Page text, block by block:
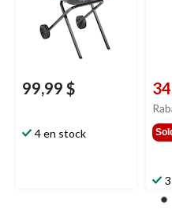
99,99 $
4 en stock